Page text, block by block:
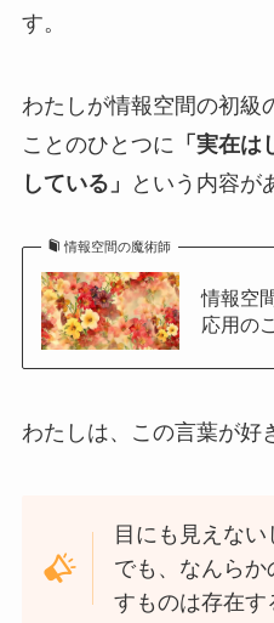
す。
わたしが情報空間の初級
ことのひとつに 「実在
している」
という内容が
情報空間の魔術師
情報空
応用の
わたしは、この言葉が好
目にも見えな
でも、なんら
すものは存在す